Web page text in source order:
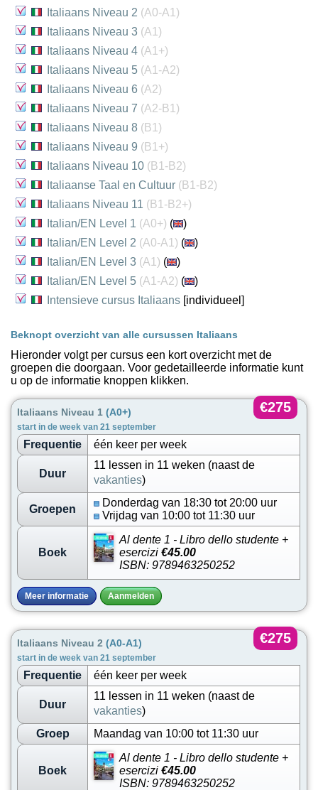
Italiaans Niveau 2 (A0-A1)
Italiaans Niveau 3 (A1)
Italiaans Niveau 4 (A1+)
Italiaans Niveau 5 (A1-A2)
Italiaans Niveau 6 (A2)
Italiaans Niveau 7 (A2-B1)
Italiaans Niveau 8 (B1)
Italiaans Niveau 9 (B1+)
Italiaans Niveau 10 (B1-B2)
Italiaanse Taal en Cultuur (B1-B2)
Italiaans Niveau 11 (B1-B2+)
Italian/EN Level 1 (A0+) (
)
Italian/EN Level 2 (A0-A1) (
)
Italian/EN Level 3 (A1) (
)
Italian/EN Level 5 (A1-A2) (
)
Intensieve cursus Italiaans [individueel]
Beknopt overzicht van alle cursussen Italiaans
Hieronder volgt per cursus een kort overzicht met de
groepen die doorgaan. Voor gedetailleerde informatie kunt
u op de informatie knoppen klikken.
Italiaans Niveau 1 (A0+)
start in de week van 21 september
€275
Frequentie één keer per week
Duur
11 lessen in 11 weken (naast de
vakanties)
Groepen
Donderdag van 18:30 tot 20:00 uur
Vrijdag van 10:00 tot 11:30 uur
Boek
Al dente 1 - Libro dello studente +
esercizi €45.00
ISBN: 9789463250252
Meer informatie Aanmelden
Italiaans Niveau 2 (A0-A1)
start in de week van 21 september
€275
Frequentie één keer per week
Duur
11 lessen in 11 weken (naast de
vakanties)
Groep
Maandag van 10:00 tot 11:30 uur
Boek
Al dente 1 - Libro dello studente +
esercizi €45.00
ISBN: 9789463250252